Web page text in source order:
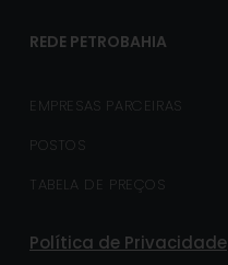
REDE PETROBAHIA
EMPRESAS PARCEIRAS
POSTOS
TABELA DE PREÇOS
Política de Privacidade